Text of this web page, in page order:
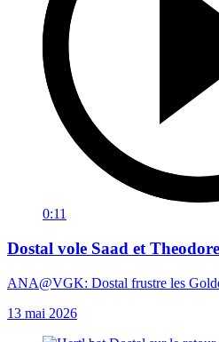
0:11
Dostal vole Saad et
ANA@VGK: Dostal frustre les
13 mai 2026